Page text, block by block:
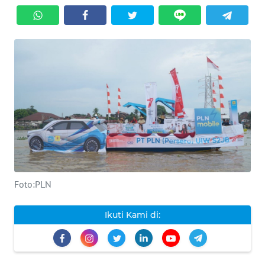
Foto:PLN
Ikuti Kami di:
TOKOH
KONTAK
KAMI
INFO
KAMI
PEDOMAN